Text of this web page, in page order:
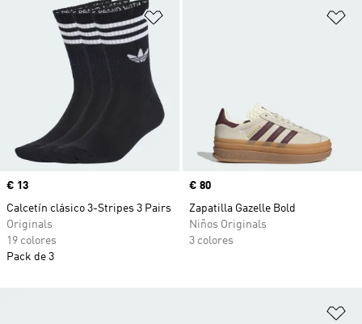
Precio
€ 13
Calcetín clásico 3-Stripes 3 Pairs
Originals
19 colores
Pack de 3
Precio
€ 80
Zapatilla Gazelle Bold
Niños Originals
3 colores